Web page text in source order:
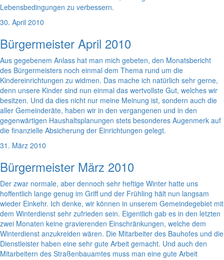
Lebensbedingungen zu verbessern.
30. April 2010
Bürgermeister April 2010
Aus gegebenem Anlass hat man mich gebeten, den Monatsbericht
des Bürgermeisters noch einmal dem Thema rund um die
Kindereinrichtungen zu widmen. Das mache ich natürlich sehr gerne,
denn unsere Kinder sind nun einmal das wertvollste Gut, welches wir
besitzen. Und da dies nicht nur meine Meinung ist, sondern auch die
aller Gemeinderäte, haben wir in den vergangenen und in den
gegenwärtigen Haushaltsplanungen stets besonderes Augenmerk auf
die finanzielle Absicherung der Einrichtungen gelegt.
31. März 2010
Bürgermeister März 2010
Der zwar normale, aber dennoch sehr heftige Winter hatte uns
hoffentlich lange genug im Griff und der Frühling hält nun langsam
wieder Einkehr. Ich denke, wir können in unserem Gemeindegebiet mit
dem Winterdienst sehr zufrieden sein. Eigentlich gab es in den letzten
zwei Monaten keine gravierenden Einschränkungen, welche dem
Winterdienst anzukreiden wären. Die Mitarbeiter des Bauhofes und die
Dienstleister haben eine sehr gute Arbeit gemacht. Und auch den
Mitarbeitern des Straßenbauamtes muss man eine gute Arbeit